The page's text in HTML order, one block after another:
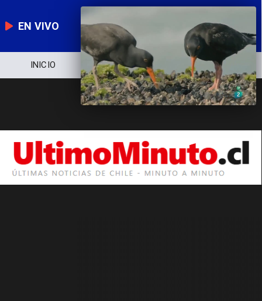
EN VIVO
INICIO NOTICIERO POLÍTICA